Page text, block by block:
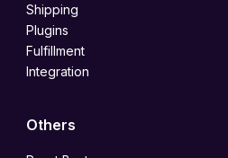
Shipping
Plugins
Fulfillment
Integration
Others